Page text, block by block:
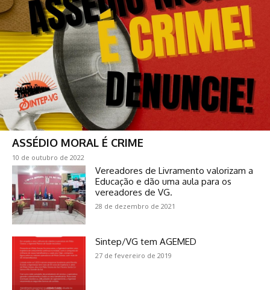
ASSÉDIO MORAL É CRIME
10 de outubro de 2022
Vereadores de Livramento valorizam a
Educação e dão uma aula para os
vereadores de VG.
28 de dezembro de 2021
Sintep/VG tem AGEMED
27 de fevereiro de 2019